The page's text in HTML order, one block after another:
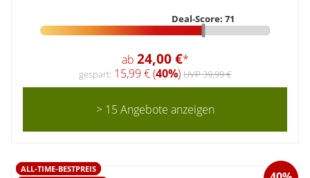
Deal-Score: 71
ab 24,00 €*
gespart: 15,99 € (40%) UVP 39,99 €
> 15 Angebote anzeigen
ALL-TIME-BESTPREIS